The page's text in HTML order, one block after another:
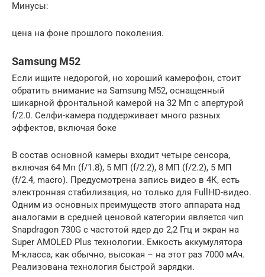
Минусы:
цена на фоне прошлого поколения.
Samsung M52
Если ищите недорогой, но хороший камерофон, стоит
обратить внимание на Samsung M52, оснащенный
шикарной фронтальной камерой на 32 Мп с апертурой
f/2.0. Селфи-камера поддерживает много разных
эффектов, включая боке
В состав основной камеры входит четыре сенсора,
включая 64 Мп (f/1.8), 5 МП (f/2.2), 8 МП (f/2.2), 5 МП
(f/2.4, macro). Предусмотрена запись видео в 4К, есть
электронная стабилизация, но только для FullHD-видео.
Одним из основных преимуществ этого аппарата над
аналогами в средней ценовой категории является чип
Snapdragon 730G с частотой ядер до 2,2 Ггц и экран на
Super AMOLED Plus технологии. Емкость аккумулятора
M-класса, как обычно, высокая – на этот раз 7000 мАч.
Реализована технология быстрой зарядки.